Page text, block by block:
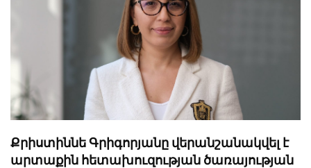
Քրիստիննե Գրիգորյանը վերանշանակվել է
արտաքին հետախուզության ծառայության